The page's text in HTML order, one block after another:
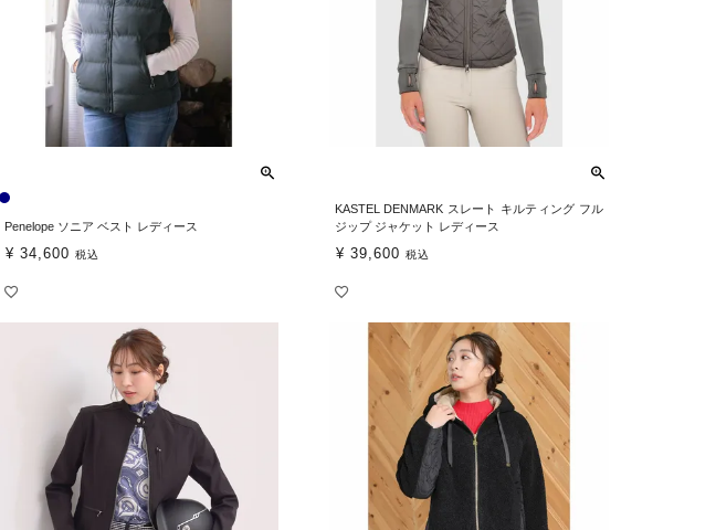
Penelope ソニア ベスト レディース
¥ 34,600 税込
KASTEL DENMARK スレート キルティング フル
ジップ ジャケット レディース
¥ 39,600 税込